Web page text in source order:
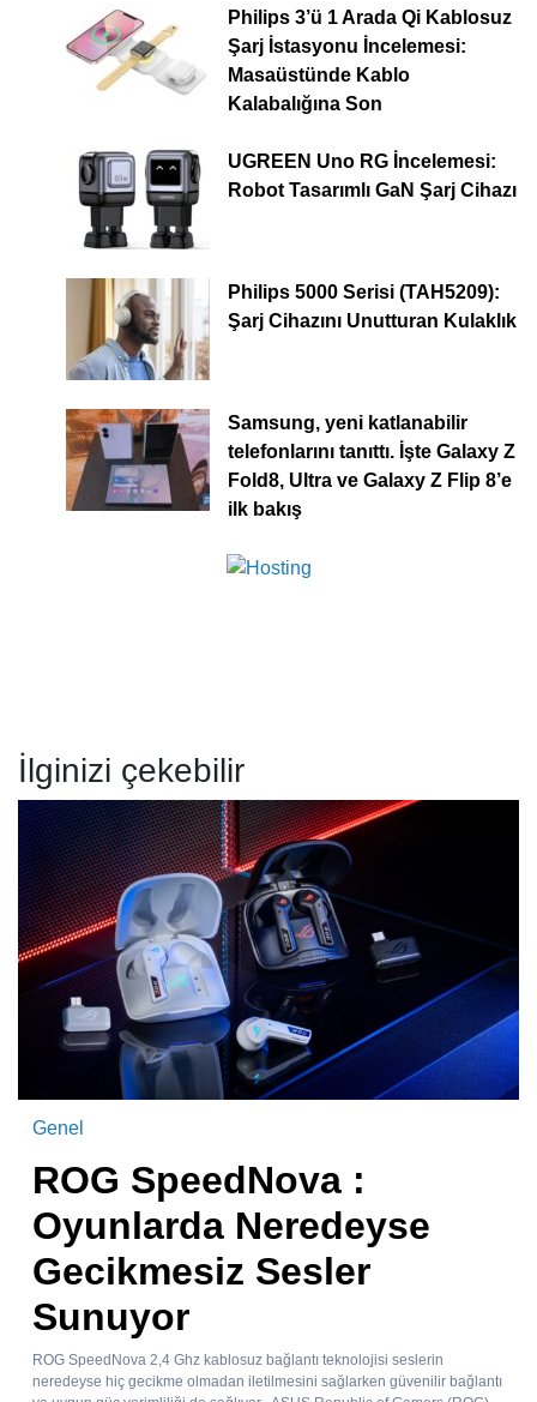
Philips 3’ü 1 Arada Qi Kablosuz
Şarj İstasyonu İncelemesi:
Masaüstünde Kablo
Kalabalığına Son
UGREEN Uno RG İncelemesi:
Robot Tasarımlı GaN Şarj Cihazı
Philips 5000 Serisi (TAH5209):
Şarj Cihazını Unutturan Kulaklık
Samsung, yeni katlanabilir
telefonlarını tanıttı. İşte Galaxy Z
Fold8, Ultra ve Galaxy Z Flip 8’e
ilk bakış
İlginizi çekebilir
Genel
ROG SpeedNova :
Oyunlarda Neredeyse
Gecikmesiz Sesler
Sunuyor
ROG SpeedNova 2,4 Ghz kablosuz bağlantı teknolojisi seslerin
neredeyse hiç gecikme olmadan iletilmesini sağlarken güvenilir bağlantı